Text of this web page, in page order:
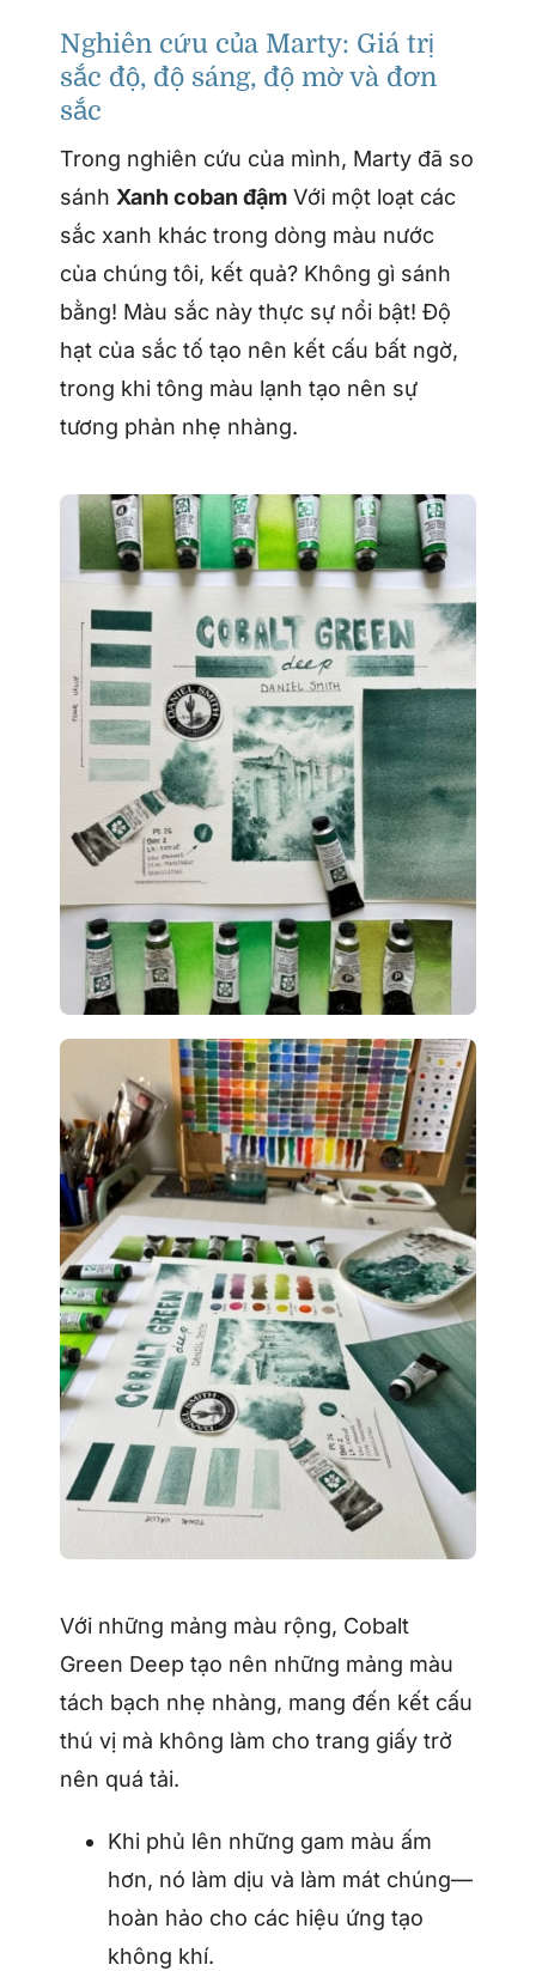
Nghiên cứu của Marty: Giá trị
sắc độ, độ sáng, độ mờ và đơn
sắc
Trong nghiên cứu của mình, Marty đã so
sánh Xanh coban đậmVới một loạt các
sắc xanh khác trong dòng màu nước
của chúng tôi, kết quả? Không gì sánh
bằng! Màu sắc này thực sự nổi bật! Độ
hạt của sắc tố tạo nên kết cấu bất ngờ,
trong khi tông màu lạnh tạo nên sự
tương phản nhẹ nhàng.
Với những mảng màu rộng, Cobalt
Green Deep tạo nên những mảng màu
tách bạch nhẹ nhàng, mang đến kết cấu
thú vị mà không làm cho trang giấy trở
nên quá tải.
Khi phủ lên những gam màu ấm
hơn, nó làm dịu và làm mát chúng—
hoàn hảo cho các hiệu ứng tạo
không khí.